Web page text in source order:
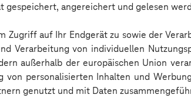
angereichert und gelesen
Zugriff auf Ihr Endgerät zu sowie der
Verarbeitung von individuellen
außerhalb der europäischen Union
personalisierten Inhalten und
genutzt und mit Daten
Chancen und